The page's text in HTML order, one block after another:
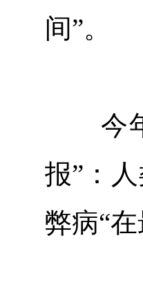
间”。
今年
报”：
弊病“